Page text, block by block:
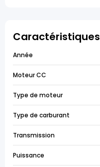
Année
Moteur CC
Type de moteur
Type de carburant
Transmission
Puissance